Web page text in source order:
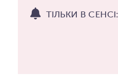
ТІЛЬКИ В СЕНСІ: